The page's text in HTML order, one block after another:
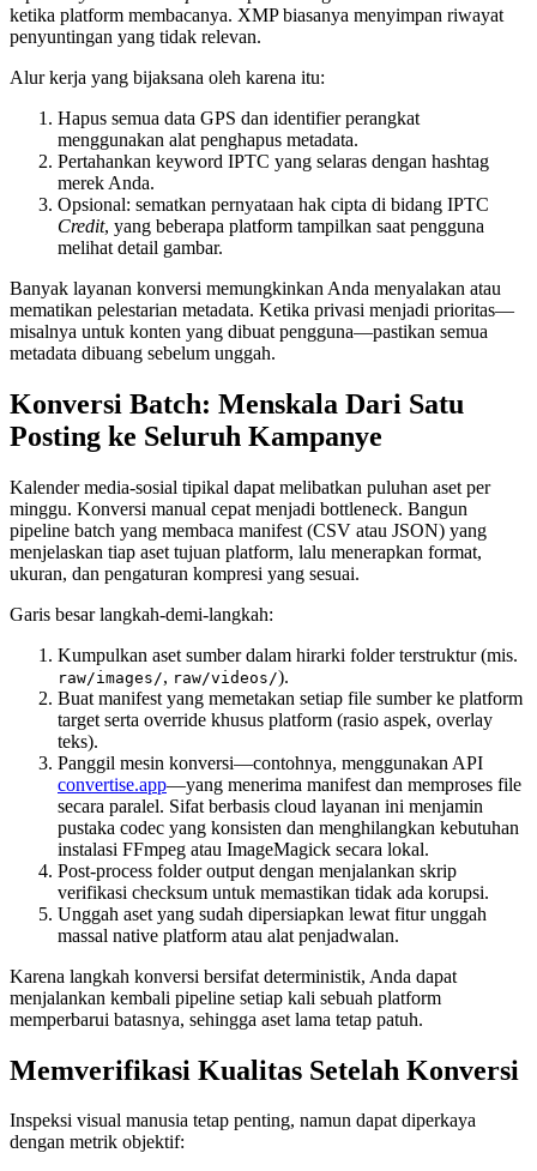
ketika platform membacanya. XMPbiasanya menyimpan riwayat
penyuntingan yang tidak relevan.
Alur kerja yang bijaksana oleh karena itu:
Hapus semua data GPS dan identifier perangkat
menggunakan alat penghapus metadata.
Pertahankan keyword IPTC yang selaras dengan hashtag
merek Anda.
Opsional: sematkan pernyataan hak cipta di bidang IPTC
Credit, yang beberapa platform tampilkan saat pengguna
melihat detail gambar.
Banyak layanan konversi memungkinkan Anda menyalakan atau
mematikan pelestarian metadata. Ketika privasi menjadi prioritas—
misalnya untuk konten yang dibuat pengguna—pastikan semua
metadata dibuang sebelum unggah.
Konversi Batch: Menskala Dari Satu
Posting ke Seluruh Kampanye
Kalender media‑sosial tipikal dapat melibatkan puluhan aset per
minggu. Konversi manual cepat menjadi bottleneck. Bangun
pipeline batch yang membaca manifest (CSV atau JSON) yang
menjelaskan tiap aset tujuan platform, lalu menerapkan format,
ukuran, dan pengaturan kompresi yang sesuai.
Garis besar langkah‑demi‑langkah:
Kumpulkan aset sumberdalam hirarki folder terstruktur (mis.
raw/images/, raw/videos/).
Buat manifest yang memetakan setiap file sumber ke platform
target serta override khusus platform (rasio aspek, overlay
teks).
Panggil mesin konversi—contohnya, menggunakan API
convertise.app—yang menerima manifest dan memproses file
secara paralel. Sifat berbasis cloud layanan ini menjamin
pustaka codec yang konsisten dan menghilangkan kebutuhan
instalasi FFmpeg atau ImageMagick secara lokal.
Post‑process folder output dengan menjalankan skrip
verifikasi checksum untuk memastikan tidak ada korupsi.
Unggah aset yang sudah dipersiapkan lewat fitur unggah
massal native platform atau alat penjadwalan.
Karena langkah konversi bersifat deterministik, Anda dapat
menjalankan kembali pipeline setiap kali sebuah platform
memperbarui batasnya, sehingga aset lama tetap patuh.
Memverifikasi Kualitas Setelah Konversi
Inspeksi visual manusia tetap penting, namun dapat diperkaya
dengan metrik objektif: